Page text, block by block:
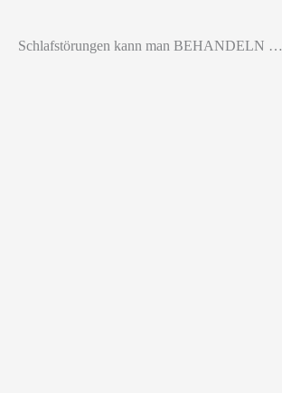
Schlafstörungen kann man BEHANDELN …